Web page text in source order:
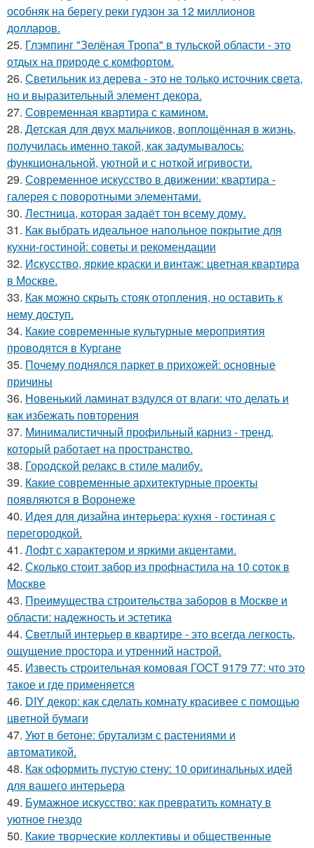
особняк на берегу реки гудзон за 12 миллионов
долларов.
25. Глэмпинг "Зелёная Тропа" в тульской области - это
отдых на природе с комфортом.
26. Светильник из дерева - это не только источник света,
но и выразительный элемент декора.
27. Современная квартира с камином.
28. Детская для двух мальчиков, воплощённая в жизнь,
получилась именно такой, как задумывалось:
функциональной, уютной и с ноткой игривости.
29. Современное искусство в движении: квартира -
галерея с поворотными элементами.
30. Лестница, которая задаёт тон всему дому.
31. Как выбрать идеальное напольное покрытие для
кухни-гостиной: советы и рекомендации
32. Искусство, яркие краски и винтаж: цветная квартира
в Москве.
33. Как можно скрыть стояк отопления, но оставить к
нему доступ.
34. Какие современные культурные мероприятия
проводятся в Кургане
35. Почему поднялся паркет в прихожей: основные
причины
36. Новенький ламинат вздулся от влаги: что делать и
как избежать повторения
37. Минималистичный профильный карниз - тренд,
который работает на пространство.
38. Городской релакс в стиле малибу.
39. Какие современные архитектурные проекты
появляются в Воронеже
40. Идея для дизайна интерьера: кухня - гостиная с
перегородкой.
41. Лофт с характером и яркими акцентами.
42. Сколько стоит забор из профнастила на 10 соток в
Москве
43. Преимущества строительства заборов в Москве и
области: надежность и эстетика
44. Светлый интерьер в квартире - это всегда легкость,
ощущение простора и утренний настрой.
45. Известь строительная комовая ГОСТ 9179 77: что это
такое и где применяется
46. DIY декор: как сделать комнату красивее с помощью
цветной бумаги
47. Уют в бетоне: брутализм с растениями и
автоматикой.
48. Как оформить пустую стену: 10 оригинальных идей
для вашего интерьера
49. Бумажное искусство: как превратить комнату в
уютное гнездо
50. Какие творческие коллективы и общественные